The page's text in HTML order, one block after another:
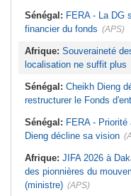
Sénégal: FERA - La DG
financier du fonds (APS)
Afrique: Souveraineté
localisation ne suffit plus
Sénégal: Cheikh Dieng
restructurer le Fonds
Sénégal: FERA -
Dieng décline sa vision
Afrique: JIFA 2026 à
des pionnières du
(ministre) (APS)